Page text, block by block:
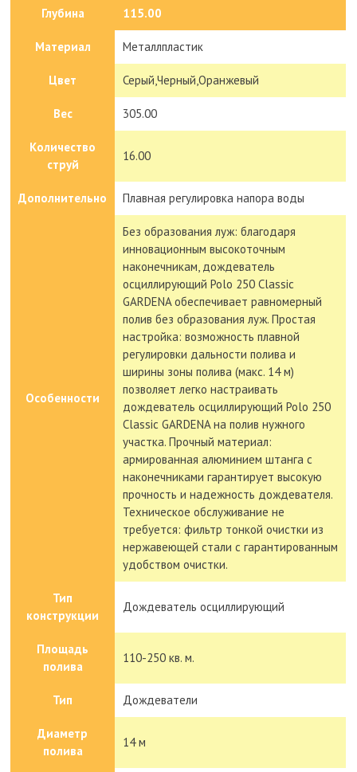
Глубина 115.00
Материал Металлпластик
Цвет Серый,Черный,Оранжевый
Вес 305.00
Количество
струй
16.00
Дополнительно Плавная регулировка напора воды
Особенности
Без образования луж: благодаря
инновационным высокоточным
наконечникам, дождеватель
осциллирующий Polo 250 Classic
GARDENA обеспечивает равномерный
полив без образования луж. Простая
настройка: возможность плавной
регулировки дальности полива и
ширины зоны полива (макс. 14 м)
позволяет легко настраивать
дождеватель осциллирующий Polo 250
Classic GARDENA на полив нужного
участка. Прочный материал:
армированная алюминием штанга с
наконечниками гарантирует высокую
прочность и надежность дождевателя.
Техническое обслуживание не
требуется: фильтр тонкой очистки из
нержавеющей стали с гарантированным
удобством очистки.
Тип
конструкции
Дождеватель осциллирующий
Площадь
полива
110-250 кв. м.
Тип Дождеватели
Диаметр
полива
14 м